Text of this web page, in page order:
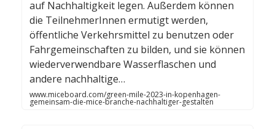
auf Nachhaltigkeit legen. Außerdem können
die TeilnehmerInnen ermutigt werden,
öffentliche Verkehrsmittel zu benutzen oder
Fahrgemeinschaften zu bilden, und sie können
wiederverwendbare Wasserflaschen und
andere nachhaltige…
www.miceboard.com/green-mile-2023-in-kopenhagen-
gemeinsam-die-mice-branche-nachhaltiger-gestalten